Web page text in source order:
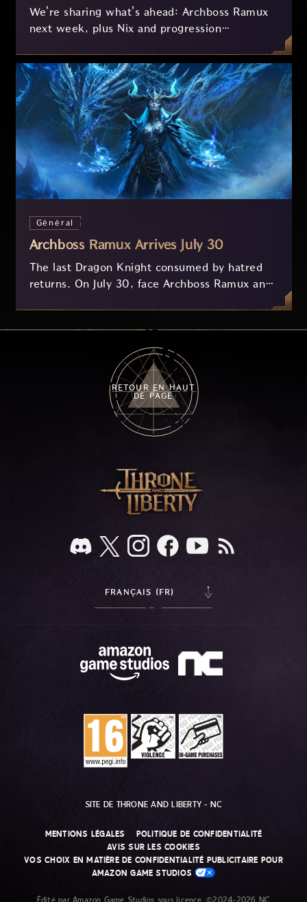
We're sharing what's ahead: Archboss Ramux
next week, plus Nix and progression
on your feedback.
Général
Archboss Ramux Arrives July 30
The last Dragon Knight consumed by hatred
returns. On July 30, face Archboss Ramux and
key combat mechanics, the Ballista, and the
new Archboss equipment that awaits.
RETOUR EN HAUT
DE PAGE
FRANÇAIS (FR)
SITE DE THRONE AND LIBERTY - NC
MENTIONS LÉGALES
POLITIQUE DE CONFIDENTIALITÉ
AVIS SUR LES COOKIES
VOS CHOIX EN MATIÈRE DE CONFIDENTIALITÉ PUBLICITAIRE POUR
AMAZON GAME STUDIOS
Édité par Amazon Game Studios sous licence. ©2024-2026 NC